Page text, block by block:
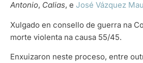
Antonio, Calias, e José Vázquez
Xulgado en consello de guerra na
morte violenta na causa 55/45.
Enxuizaron neste proceso, entre